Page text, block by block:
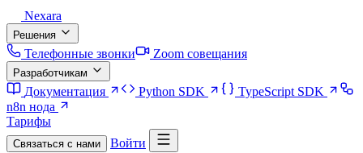
Nexara
Решения
Телефонные звонки Zoom совещания
Разработчикам
Документация Python SDK
TypeScript SDK
n8n нода
Тарифы
Связаться с нами Войти